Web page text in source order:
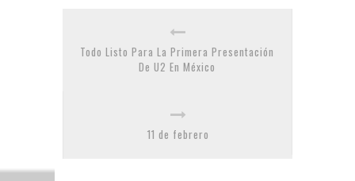
Todo Listo Para La Primera Presentación
De U2 En México
11 de febrero